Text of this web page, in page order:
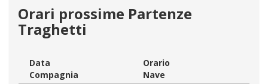
Orari prossime Partenze
Traghetti
Data
Orario
Compagnia
Nave